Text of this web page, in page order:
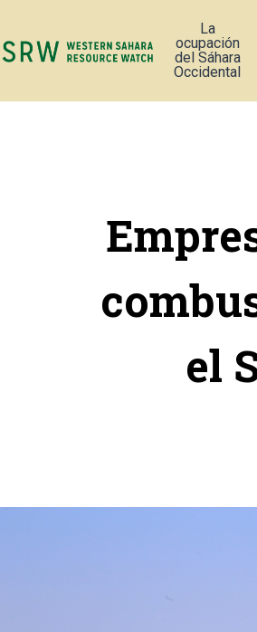
La
ocupación
del Sáhara
Occidental
el